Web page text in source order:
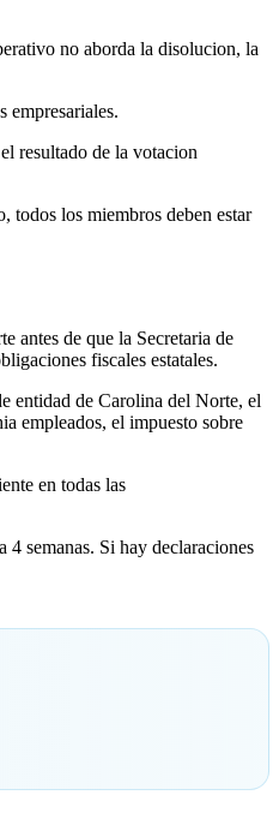
no aborda la disolucion, la
empresariales.
resultado de la votacion
todos los miembros deben estar
antes de que la Secretaria de
fiscales estatales.
entidad de Carolina del Norte, el
empleados, el impuesto sobre
en todas las
semanas. Si hay declaraciones